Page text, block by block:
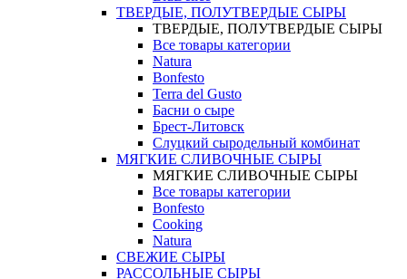
ТВЕРДЫЕ, ПОЛУТВЕРДЫЕ СЫРЫ
ТВЕРДЫЕ, ПОЛУТВЕРДЫЕ СЫРЫ
Все товары категории
Natura
Bonfesto
Terra del Gusto
Басни о сыре
Брест-Литовск
Слуцкий сыродельный комбинат
МЯГКИЕ СЛИВОЧНЫЕ СЫРЫ
МЯГКИЕ СЛИВОЧНЫЕ СЫРЫ
Все товары категории
Bonfesto
Cooking
Natura
СВЕЖИЕ СЫРЫ
РАССОЛЬНЫЕ СЫРЫ